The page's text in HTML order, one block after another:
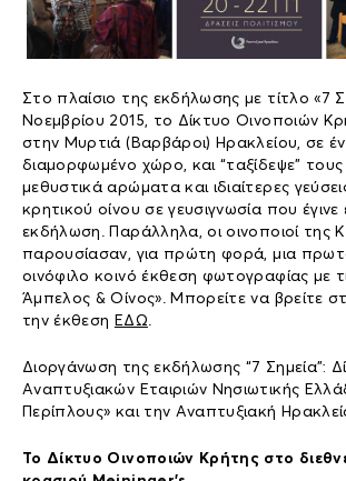
Στο πλαίσιο της εκδήλωσης με τίτλο «7
Νοεμβρίου 2015, το Δίκτυο Οινοποιών
στην Μυρτιά (Βαρβάροι) Ηρακλείου, σε
διαμορφωμένο χώρο, και “ταξίδεψε” τους
μεθυστικά αρώματα και ιδιαίτερες
κρητικού οίνου σε γευσιγνωσία που έγινε
εκδήλωση. Παράλληλα, οι οινοποιοί της
παρουσίασαν, για πρώτη φορά, μια
οινόφιλο κοινό έκθεση φωτογραφίας με
Άμπελος & Οίνος». Μπορείτε να βρείτε
την έκθεση ΕΔΩ
Διοργάνωση της εκδήλωσης “7 Σημεία”:
Αναπτυξιακών Εταιριών Νησιωτικής
Περίπλους» και την Αναπτυξιακή
Το Δίκτυο Οινοποιών Κρήτης στο